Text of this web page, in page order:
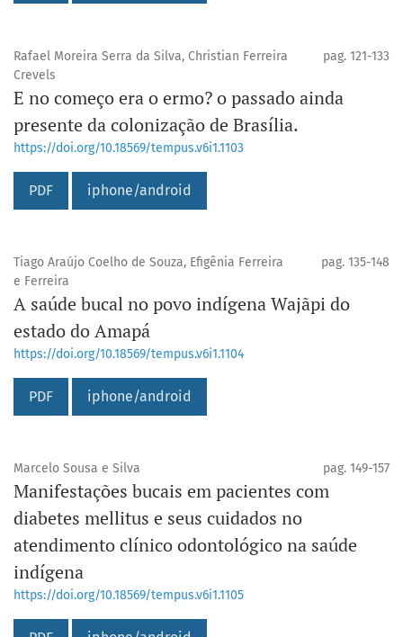
Rafael Moreira Serra da Silva, Christian Ferreira
Crevels
pag. 121-133
E no começo era o ermo? o passado ainda
presente da colonização de Brasília.
https://doi.org/10.18569/tempus.v6i1.1103
PDF iphone/android
Tiago Araújo Coelho de Souza, Efigênia Ferreira
e Ferreira
pag. 135-148
A saúde bucal no povo indígena Wajãpi do
estado do Amapá
https://doi.org/10.18569/tempus.v6i1.1104
PDF iphone/android
Marcelo Sousa e Silva pag. 149-157
Manifestações bucais em pacientes com
diabetes mellitus e seus cuidados no
atendimento clínico odontológico na saúde
indígena
https://doi.org/10.18569/tempus.v6i1.1105